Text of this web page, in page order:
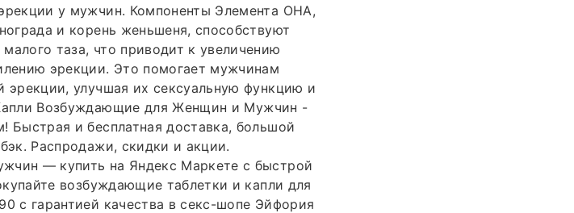
у мужчин. Компоненты Элемента ОНА,
и корень женьшеня, способствуют
таза, что приводит к увеличению
эрекции. Это помогает мужчинам
эрекции, улучшая их сексуальную функцию и
Возбуждающие для Женщин и Мужчин -
Быстрая и бесплатная доставка, большой
Распродажи, скидки и акции.
— купить на Яндекс Маркете с быстрой
возбуждающие таблетки и капли для
с гарантией качества в секс-шопе Эйфория